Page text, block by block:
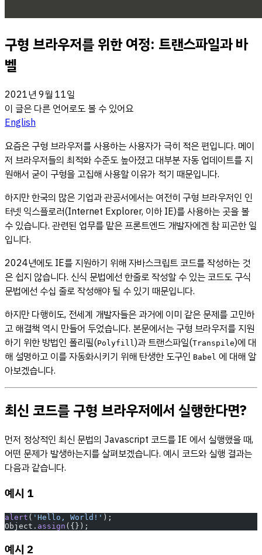
구형 브라우저를 위한 여정: 트랜스파일과 바
벨
2021년 9월 11일
이 글은 다른 언어로도 볼 수 있어요
English
요즘은 구형 브라우저를 사용하는 사용자가 극히 적은 편입니다. 메이
저 브라우저들의 최적화 수준도 높아졌고 대부분 자동 업데이트를 지
원해서 굳이 구형을 고집해 사용할 이유가 적기 때문입니다.
하지만 한국의 많은 기업과 관공서에서는 여전히 구형 브라우저인 인
터넷 익스플로러(Internet Explorer, 이하 IE)를 사용하는 곳을 볼
수 있습니다. 관련된 업무를 맡은 프론트엔드 개발자에겐 참 피곤한 일
입니다.
2024년에도 IE를 지원하기 위해 자바스크립트 코드를 작성하는 것
은 쉽지 않습니다. 신식 문법에선 한줄로 작성할 수 있는 코드도 구식
문법에선 수십 줄로 작성해야 될 수 있기 때문입니다.
하지만 다행히도, 전세계 개발자들은 과거에 이미 같은 문제를 고민하
고 해결책 역시 만들어 두었습니다. 본문에서는 구형 브라우저를 지원
하기 위한 방법인 폴리필(Polyfill )과 트랜스파일(Transpile)에 대
해 설명하고 이를 자동화시키기 위해 탄생한 도구인 Babel 에 대해 알
아보겠습니다.
최신 코드를 구형 브라우저에서 실행한다면?
먼저 정상적인 최신 문법의 Javascript 코드를 IE 에서 실행했을 때,
어떤 문제가 발생하는지를 살펴보겠습니다. 예시 코드와 실행 결과는
다음과 같습니다.
예시 1
alert ( 'Hello, World!' );
Object. assign ({});
예시 2